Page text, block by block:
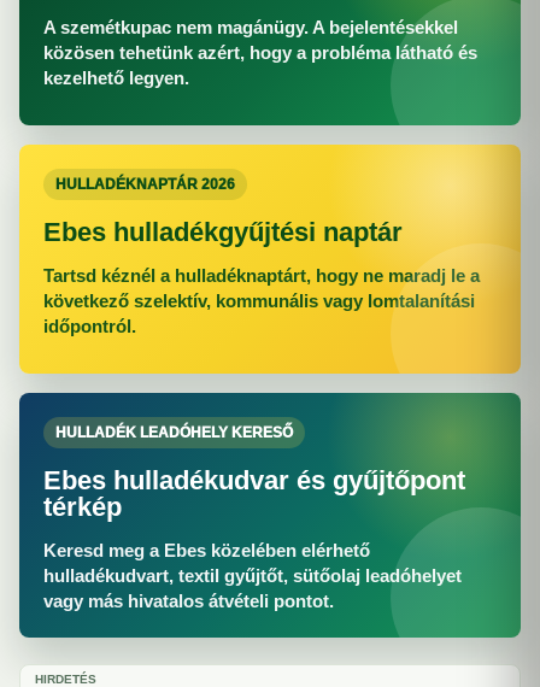
A szemétkupac nem magánügy. A bejelentésekkel
közösen tehetünk azért, hogy a probléma látható és
kezelhető legyen.
HULLADÉKNAPTÁR 2026
Ebes hulladékgyűjtési naptár
Tartsd kéznél a hulladéknaptárt, hogy ne maradj le a
következő szelektív, kommunális vagy lomtalanítási
időpontról.
HULLADÉK LEADÓHELY KERESŐ
Ebes hulladékudvar és gyűjtőpont
térkép
Keresd meg a Ebes közelében elérhető
hulladékudvart, textil gyűjtőt, sütőolaj leadóhelyet
vagy más hivatalos átvételi pontot.
HIRDETÉS